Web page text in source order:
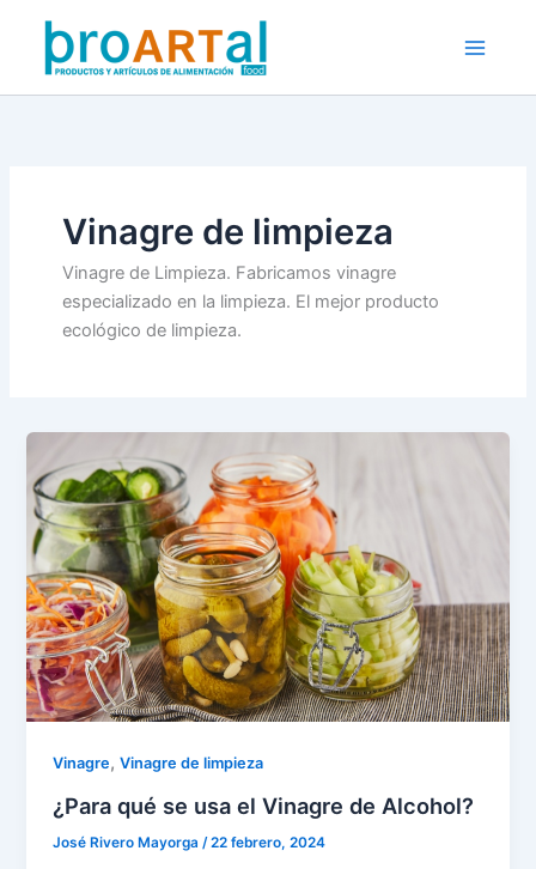
contenido
Vinagre de limpieza
Vinagre de Limpieza. Fabricamos vinagre
especializado en la limpieza. El mejor producto
ecológico de limpieza.
Vinagre,Vinagre de limpieza
¿Para qué se usa el Vinagre de Alcohol?
José Rivero Mayorga /22 febrero, 2024